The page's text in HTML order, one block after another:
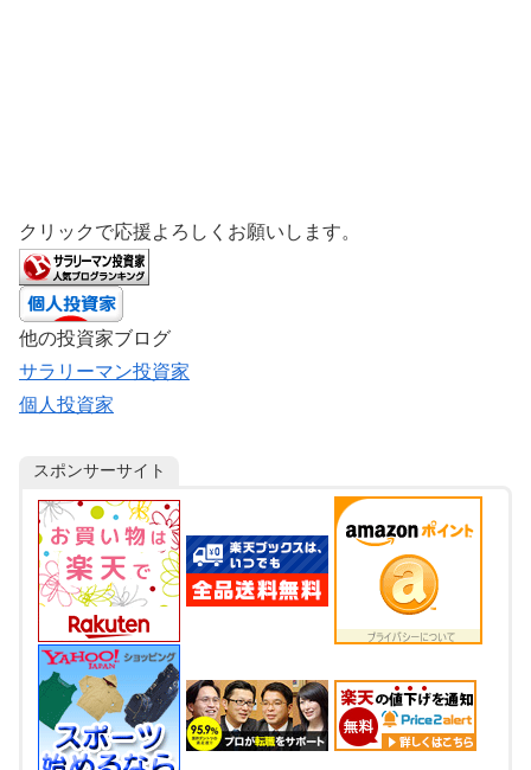
クリックで応援よろしくお願いします。
他の投資家ブログ
サラリーマン投資家
個人投資家
スポンサーサイト